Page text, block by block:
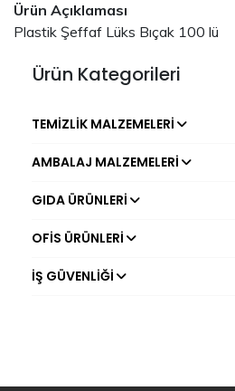
Ürün Kategorileri
TEMIZLIK MALZEMELERI
AMBALAJ MALZEMELERI
GIDA ÜRÜNLERI
OFIS ÜRÜNLERI
İŞ GÜVENLIĞI
Ürün Açıklaması
Plastik Şeffaf Lüks Bıçak 100 lü